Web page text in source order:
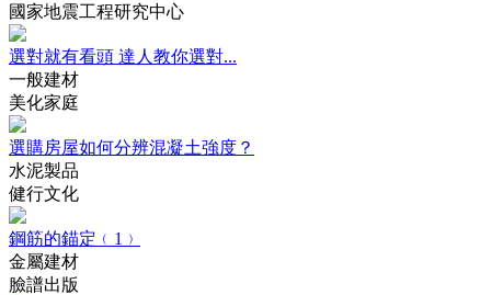
國家地震工程研究中心
選對就有看頭 達人教你選對...
一般建材
美化家庭
選購房屋如何分辨混凝土強度？
水泥製品
健行文化
鋼筋的錨定﹙1﹚
金屬建材
臉譜出版